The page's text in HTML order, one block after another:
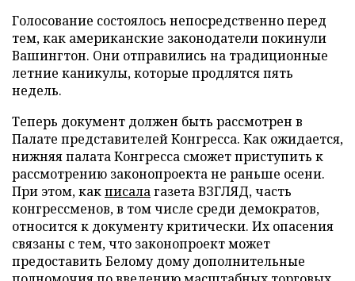
Голосование состоялось непосредственно перед
тем, как американские законодатели покинули
Вашингтон. Они отправились на традиционные
летние каникулы, которые продлятся пять
недель.
Теперь документ должен быть рассмотрен в
Палате представителей Конгресса. Как ожидается,
нижняя палата Конгресса сможет приступить к
рассмотрению законопроекта не раньше осени.
При этом, какписалагазета ВЗГЛЯД, часть
конгрессменов, в том числе среди демократов,
относится к документу критически. Их опасения
связаны с тем, что законопроект может
предоставить Белому дому дополнительные